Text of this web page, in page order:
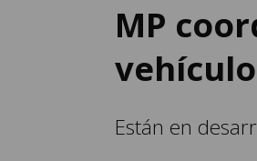
MP
Están en